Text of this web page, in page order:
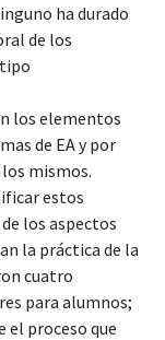
ha durado
de los
los elementos
de EA y por
mismos.
estos
los aspectos
la práctica de la
cuatro
para alumnos;
proceso que